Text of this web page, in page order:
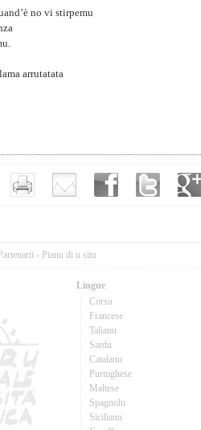
no vi stirpemu
arrutatata
Partenarii - Pianu di u situ
Lingue
Corsu
Francese
Talianu
Sardu
Catalanu
Purtughese
Maltese
Spagnolu
Sicilianu